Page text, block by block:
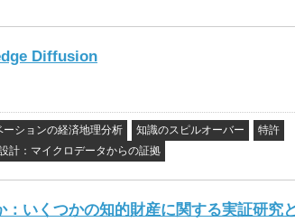
Diffusion
ーションの経済地理分析 知識のスピルオーバー
特許
計：マイクロデータからの証拠
いくつかの知的財産に関する実証研究と